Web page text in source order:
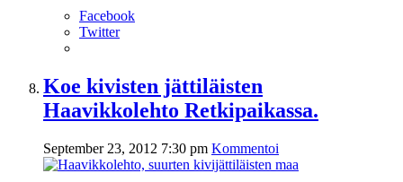
Facebook
Twitter
Koe kivisten jättiläisten
Haavikkolehto Retkipaikassa.
September 23, 2012 7:30 pm Kommentoi